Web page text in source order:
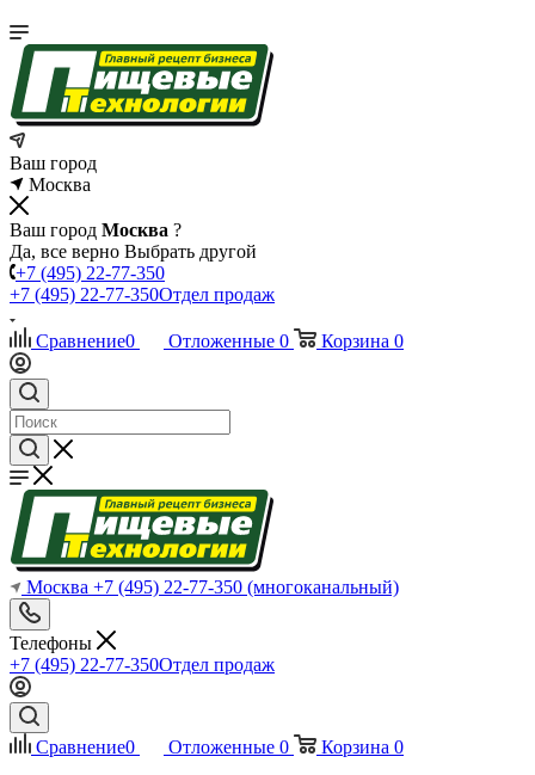
Ваш город
Москва
Ваш город Москва ?
Да, все верно Выбрать другой
+7 (495) 22-77-350
+7 (495) 22-77-350Отдел продаж
Сравнение0 Отложенные 0 Корзина 0
Москва +7 (495) 22-77-350 (многоканальный)
Телефоны
+7 (495) 22-77-350Отдел продаж
Сравнение0 Отложенные 0 Корзина 0